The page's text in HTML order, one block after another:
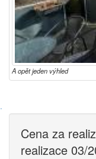
A opět jeden výhled
·
Cena za
realizace 03/